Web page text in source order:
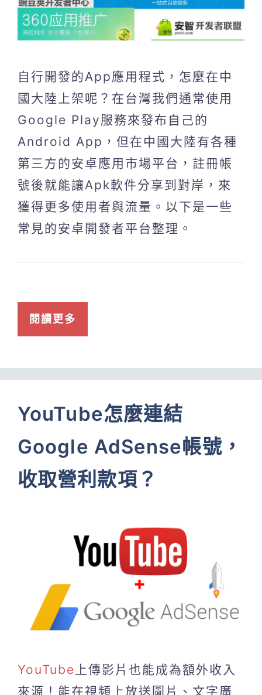
自行開發的App應用程式，怎麼在中
國大陸上架呢？在台灣我們通常使用
Google Play服務來發布自己的
Android App，但在中國大陸有各種
第三方的安卓應用市場平台，註冊帳
號後就能讓Apk軟件分享到對岸，來
獲得更多使用者與流量。以下是一些
常見的安卓開發者平台整理。
閱讀更多
YouTube怎麼連結
Google AdSense帳號，
收取營利款項？
YouTube 上傳影片也能成為額外收入
來源！能在視頻上放送圖片、文字廣